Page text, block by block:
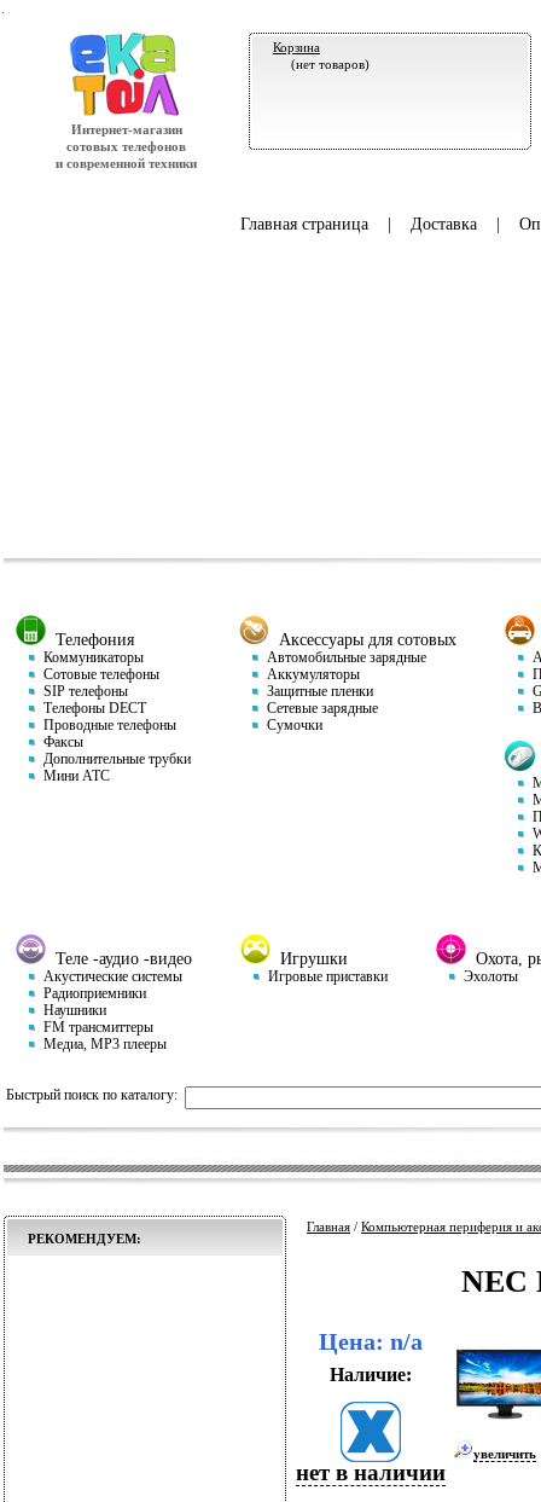
Интернет-магазин
сотовых телефонов
и современной техники
Корзина
(нет товаров)
Главная страница| Доставка|
Телефония
Коммуникаторы
Сотовые телефоны
SIP телефоны
Телефоны DECT
Проводные телефоны
Факсы
Дополнительные трубки
Мини АТС
Аксессуары для сотовых
Автомобильные зарядные
Аккумуляторы
Защитные пленки
Сетевые зарядные
Сумочки
Теле -аудио -видео
Акустические системы
Радиоприемники
Наушники
FM трансмиттеры
Медиа, MP3 плееры
Игрушки
Игровые приставки
Охота,
Эхолоты
Быстрый поиск по каталогу:
РЕКОМЕНДУЕМ:
Главная / Компьютерная периферия и
NEC
Цена: n/a
Наличие:
нет в наличии
увеличить